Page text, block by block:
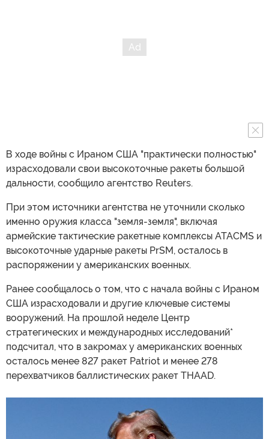
В ходе войны с Ираном США "практически полностью"
израсходовали свои высокоточные ракеты большой
дальности, сообщило агентство Reuters.
При этом источники агентства не уточнили сколько
именно оружия класса "земля-земля", включая
армейские тактические ракетные комплексы ATACMS и
высокоточные ударные ракеты PrSM, осталось в
распоряжении у американских военных.
Ранее сообщалось о том, что с начала войны с Ираном
США израсходовали и другие ключевые системы
вооружений. На прошлой неделе Центр
стратегических и международных исследований*
подсчитал, что в закромах у американских военных
осталось менее 827 ракет Patriot и менее 278
перехватчиков баллистических ракет THAAD.